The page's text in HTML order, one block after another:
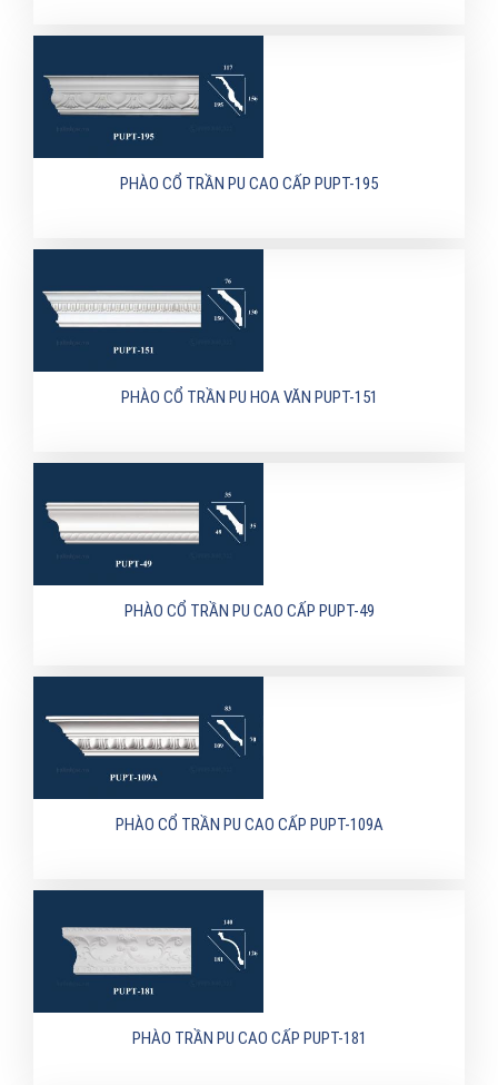
PHÀO CỔ TRẦN PU CAO CẤP PUPT-195
PHÀO CỔ TRẦN PU HOA VĂN PUPT-151
PHÀO CỔ TRẦN PU CAO CẤP PUPT-49
PHÀO CỔ TRẦN PU CAO CẤP PUPT-109A
PHÀO TRẦN PU CAO CẤP PUPT-181